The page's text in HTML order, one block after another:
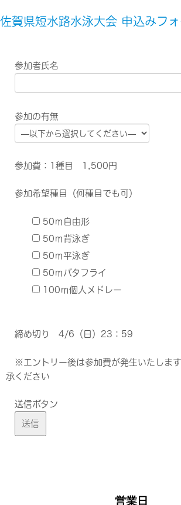
佐賀県短水路水泳大会 申込みフ
参加者氏名
参加の有無
参加費：1種目 1,500円
参加希望種目（何種目でも可）
50ｍ自由形
50ｍ背泳ぎ
50ｍ平泳ぎ
50ｍバタフライ
100ｍ個人メドレー
締め切り 4/6（日）23：59
※エントリー後は参加費が発生いたしま
承ください
送信ボタン
営業日